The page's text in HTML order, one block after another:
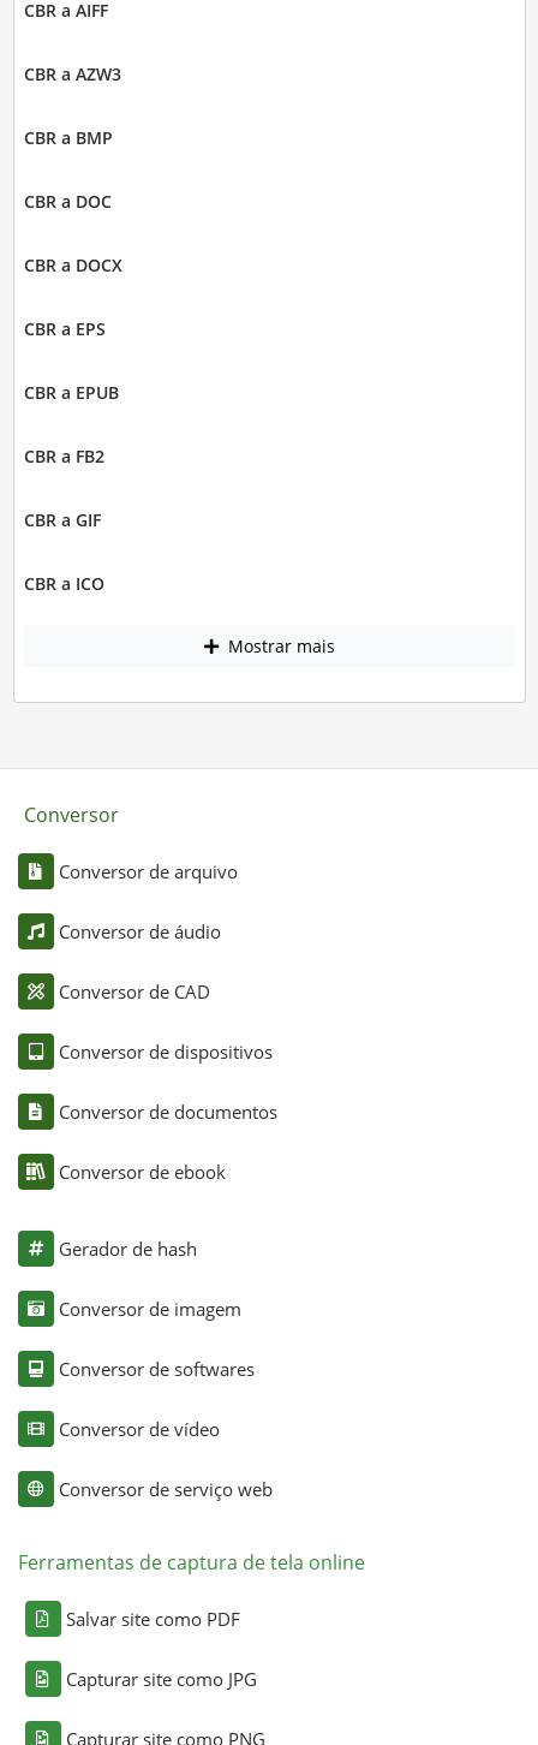
CBR a AIFF
CBR a AZW3
CBR a BMP
CBR a DOC
CBR a DOCX
CBR a EPS
CBR a EPUB
CBR a FB2
CBR a GIF
CBR a ICO
Mostrar mais
Conversor
Conversor de arquivo
Conversor de áudio
Conversor de CAD
Conversor de dispositivos
Conversor de documentos
Conversor de ebook
Gerador de hash
Conversor de imagem
Conversor de softwares
Conversor de vídeo
Conversor de serviço web
Ferramentas de captura de tela online
Salvar site como PDF
Capturar site como JPG
Capturar site como PNG